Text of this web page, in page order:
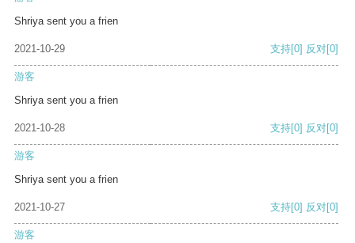
Shriya sent you a frien
2021-10-29 支持[0] 反对[0]
游客
Shriya sent you a frien
2021-10-28 支持[0] 反对[0]
游客
Shriya sent you a frien
2021-10-27 支持[0] 反对[0]
游客